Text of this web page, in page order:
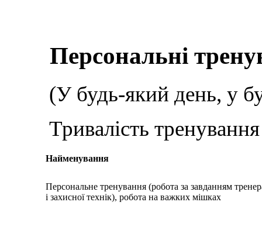
Персональні
(У будь-який день, у
Тривалість
Найменування
Персональне тренування (робота за завданням
і захисної технік), робота на важких мішках